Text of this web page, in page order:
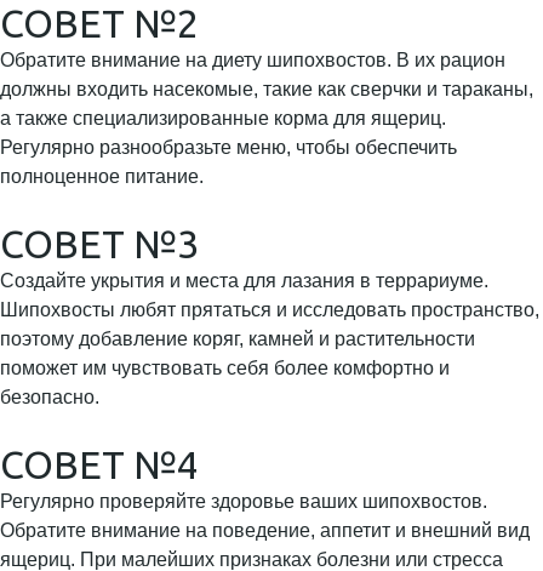
СОВЕТ №2
Обратите внимание на диету шипохвостов. В их рацион
должны входить насекомые, такие как сверчки и тараканы,
а также специализированные корма для ящериц.
Регулярно разнообразьте меню, чтобы обеспечить
полноценное питание.
СОВЕТ №3
Создайте укрытия и места для лазания в террариуме.
Шипохвосты любят прятаться и исследовать пространство,
поэтому добавление коряг, камней и растительности
поможет им чувствовать себя более комфортно и
безопасно.
СОВЕТ №4
Регулярно проверяйте здоровье ваших шипохвостов.
Обратите внимание на поведение, аппетит и внешний вид
ящериц. При малейших признаках болезни или стресса